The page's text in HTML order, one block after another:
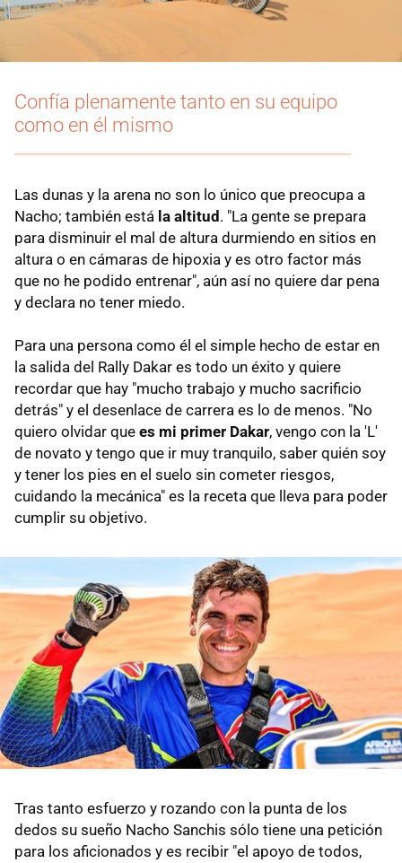
Confía plenamente tanto en su equipo
como en él mismo
Las dunas y la arena no son lo único que preocupa a
Nacho; también está la altitud . "La gente se prepara
para disminuir el mal de altura durmiendo en sitios en
altura o en cámaras de hipoxia y es otro factor más
que no he podido entrenar", aún así no quiere dar pena
y declara no tener miedo.
Para una persona como él el simple hecho de estar en
la salida del Rally Dakar es todo un éxito y quiere
recordar que hay "mucho trabajo y mucho sacrificio
detrás" y el desenlace de carrera es lo de menos. "No
quiero olvidar que es mi primer Dakar, vengo con la 'L'
de novato y tengo que ir muy tranquilo, saber quién soy
y tener los pies en el suelo sin cometer riesgos,
cuidando la mecánica" es la receta que lleva para poder
cumplir su objetivo.
Tras tanto esfuerzo y rozando con la punta de los
dedos su sueño Nacho Sanchis sólo tiene una petición
para los aficionados y es recibir "el apoyo de todos,